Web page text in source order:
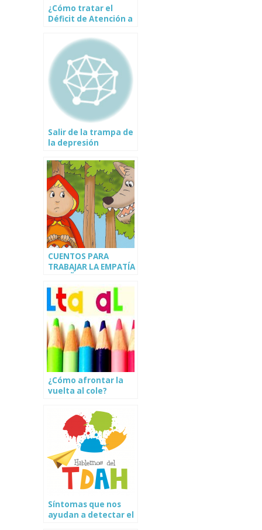
¿Cómo tratar el
Déficit de Atención a
Neurofeedback?
Salir de la trampa de
la depresión
CUENTOS PARA
TRABAJAR LA EMPATÍA
¿Cómo afrontar la
vuelta al cole?
Síntomas que nos
ayudan a detectar el